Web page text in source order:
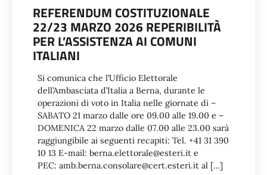
REFERENDUM COSTITUZIONALE
22/23 MARZO 2026 REPERIBILITÀ
PER L’ASSISTENZA AI COMUNI
ITALIANI
Si comunica che l’Ufficio Elettorale
dell’Ambasciata d’Italia a Berna, durante le
operazioni di voto in Italia nelle giornate di –
SABATO 21 marzo dalle ore 09.00 alle 19.00 e –
DOMENICA 22 marzo dalle 07.00 alle 23.00 sarà
raggiungibile ai seguenti recapiti: Tel. +41 31 390
10 13 E-mail: berna.elettorale@esteri.it e
PEC: amb.berna.consolare@cert.esteri.it al […]